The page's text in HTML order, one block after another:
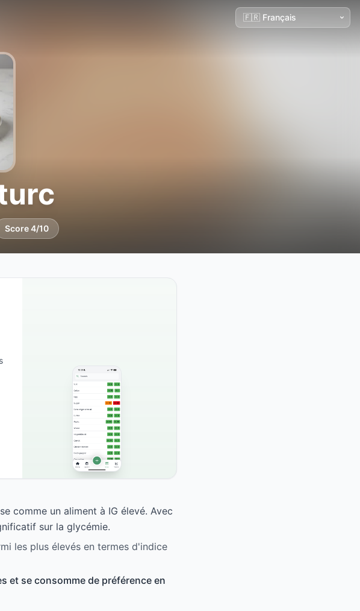
Score 4/10
comme un aliment à IG élevé. Avec
sur la glycémie.
les plus élevés en termes d'indice
et se consomme de préférence en